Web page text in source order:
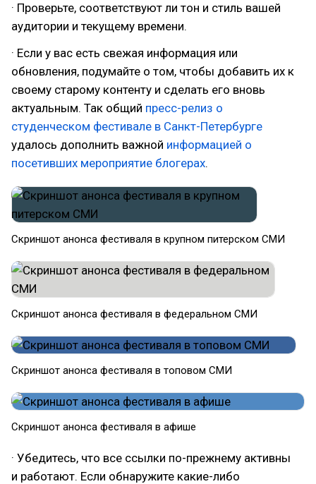
· Проверьте, соответствуют ли тон и стиль вашей
аудитории и текущему времени.
· Если у вас есть свежая информация или
обновления, подумайте о том, чтобы добавить их к
своему старому контенту и сделать его вновь
актуальным. Так общий пресс-релиз о
студенческом фестивале в Санкт-Петербурге
удалось дополнить важной информацией о
посетивших мероприятие блогерах.
Скриншот анонса фестиваля в крупном питерском СМИ
Скриншот анонса фестиваля в федеральном СМИ
Скриншот анонса фестиваля в топовом СМИ
Скриншот анонса фестиваля в афише
· Убедитесь, что все ссылки по-прежнему активны
и работают. Если обнаружите какие-либо